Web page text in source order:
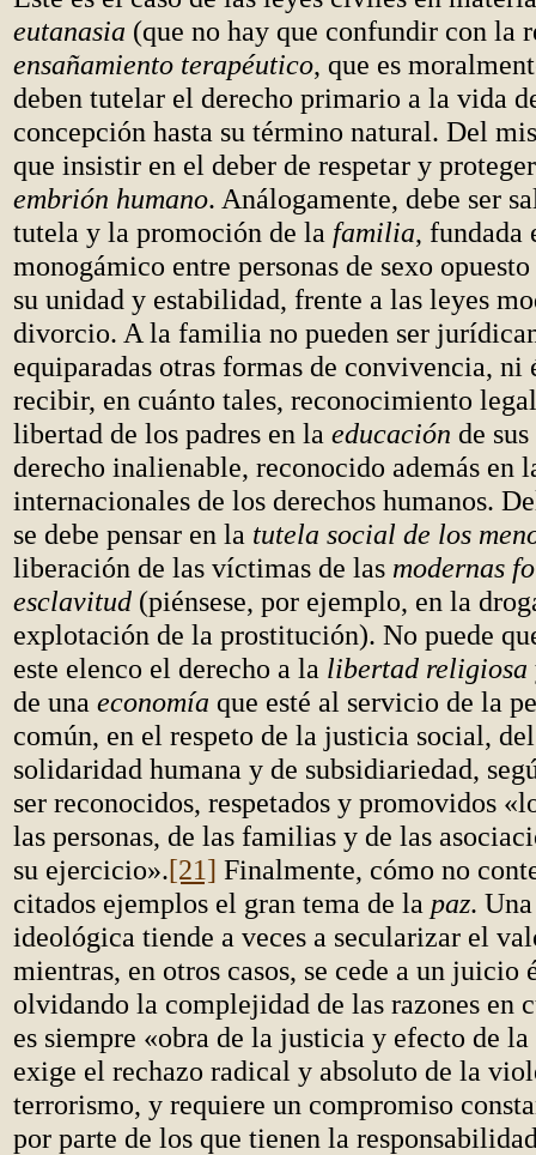
eutanasia (que no hay que confundir con la
ensañamiento terapéutico, que es
deben tutelar el derecho primario a la vida
concepción hasta su término natural. Del
que insistir en el deber de respetar y
embrión humano. Análogamente, debe ser
tutela y la promoción de la familia, fundada
monogámico entre personas de sexo
su unidad y estabilidad, frente a las leyes
divorcio. A la familia no pueden ser
equiparadas otras formas de convivencia, ni
recibir, en cuánto tales, reconocimiento
libertad de los padres en la educación de
derecho inalienable, reconocido además en
internacionales de los derechos humanos.
se debe pensar en la tutela social de los
liberación de las víctimas de las modernas
esclavitud (piénsese, por ejemplo, en la
explotación de la prostitución). No puede
este elenco el derecho a la libertad religiosa
de una economía que esté al servicio de la
común, en el respeto de la justicia social,
solidaridad humana y de subsidiariedad,
ser reconocidos, respetados y promovidos
las personas, de las familias y de las
su ejercicio».[21] Finalmente, cómo no
citados ejemplos el gran tema de la paz.
ideológica tiende a veces a secularizar el
mientras, en otros casos, se cede a un juicio
olvidando la complejidad de las razones en
es siempre «obra de la justicia y efecto de
exige el rechazo radical y absoluto de la
terrorismo, y requiere un compromiso
por parte de los que tienen la